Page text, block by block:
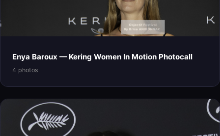
Enya Baroux — Kering Women In Motion Photocall
4 photos